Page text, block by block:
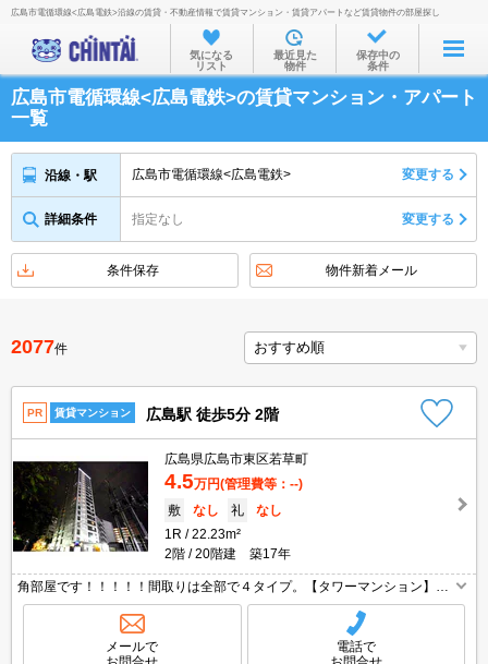
お部屋を探す
沿線・駅から
住所から
家賃相場から
不動産会社から
広島市電循環線<広島電鉄>沿線の賃貸・不動産情報で賃貸マンション・賃貸アパートなど賃貸物件の部屋探し
気になる
リスト
最近見た
物件
保存中の
条件
広島市電循環線<広島電鉄>の賃貸マンション・アパート
一覧
沿線・駅 広島市電循環線<広島電鉄> 変更する
詳細条件 指定なし 変更する
条件保存 物件新着メール
2077件
PR 賃貸マンション 広島駅 徒歩5分 2階
広島県広島市東区若草町
4.5万円(管理費等：--)
敷
なし 礼
なし
1R
22.23m²
2階
20階建 築17年
角部屋です！！！！！間取りは全部で４タイプ。【タワーマンション】
【広島駅近隣】【防犯面◎】洗面独立、宅配ボックス、ネットラウンジ、
屋上展望スペース・・・魅力がいっぱい詰まった、きれいな築浅マンショ
メールで
電話で